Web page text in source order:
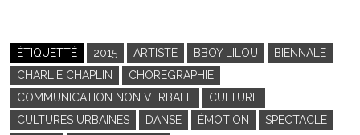
ÉTIQUETTÉ 2015 ARTISTE BBOY LILOU
BIENNALE
CHARLIE CHAPLIN
CHOREGRAPHIE
COMMUNICATION NON VERBALE
CULTURE
CULTURES URBAINES
DANSE ÉMOTION
SPECTACLE